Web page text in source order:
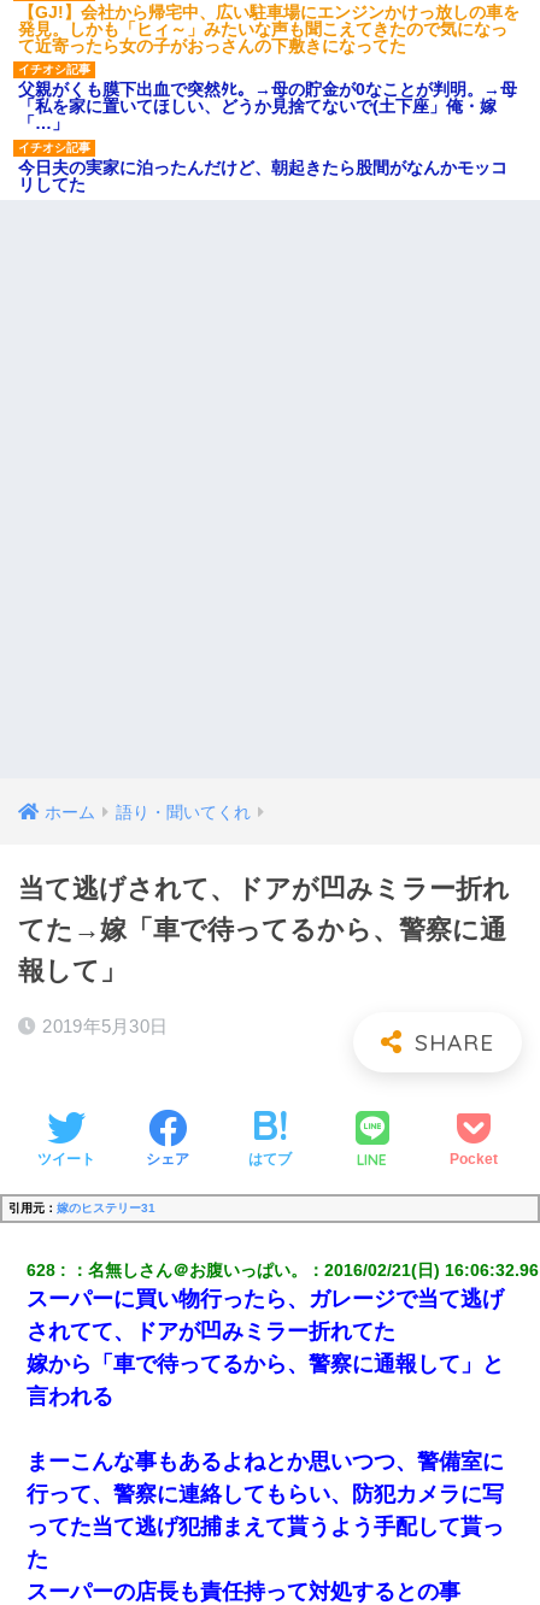
【GJ!】会社から帰宅中、広い駐車場にエンジンかけっ放しの車を
発見。しかも「ヒィ～」みたいな声も聞こえてきたので気になっ
て近寄ったら女の子がおっさんの下敷きになってた
父親がくも膜下出血で突然ﾀﾋ。→母の貯金が0なことが判明。→母
「私を家に置いてほしい、どうか見捨てないで(土下座」俺・嫁
「…」
今日夫の実家に泊ったんだけど、朝起きたら股間がなんかモッコ
リしてた
ホーム 語り・聞いてくれ
当て逃げされて、ドアが凹みミラー折れ
てた→嫁「車で待ってるから、警察に通
報して」
2019年5月30日
ツイート シェア はてブ LINE Pocket
引用元： 嫁のヒステリー31
628 ：名無しさん＠お腹いっぱい。 ：2016/02/21(日)
スーパーに買い物行ったら、ガレージで当て逃げ
されてて、ドアが凹みミラー折れてた
嫁から「車で待ってるから、警察に通報して」と
言われる
まーこんな事もあるよねとか思いつつ、警備室に
行って、警察に連絡してもらい、防犯カメラに写
ってた当て逃げ犯捕まえて貰うよう手配して貰っ
た
スーパーの店長も責任持って対処するとの事